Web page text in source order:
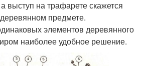
Токарно-
копировальный станок
выступ на трафарете скажется
предмете.
элементов деревянного
наиболее удобное решение.